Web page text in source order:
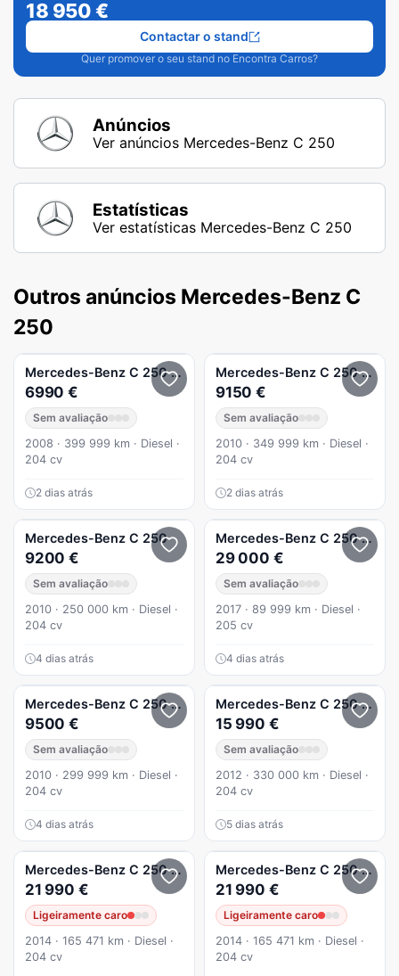
18 950€
Quer promover o seu stand no Encontra Carros?
Contactar o stand
Anúncios
Ver anúncios Mercedes-Benz C 250
Estatísticas
Ver estatísticas Mercedes-Benz C 250
Outros anúncios Mercedes-Benz C
250
Mercedes-Benz C 250 Avantgarde BlueEfficiency Prime
6990 €
Sem avaliação
2008 · 399 999 km · Diesel ·
204 cv
2 dias atrás
Mercedes-Benz C 250
9150 €
Sem avaliação
2010 · 349 999 km · Diesel ·
204 cv
2 dias atrás
Mercedes-Benz C 250
9200 €
Sem avaliação
2010 · 250 000 km · Diesel ·
204 cv
4 dias atrás
Mercedes-Benz C 250
29 000 €
Sem avaliação
2017 · 89 999 km · Diesel ·
205 cv
4 dias atrás
Mercedes-Benz C 250 Cdi
9500 €
Sem avaliação
2010 · 299 999 km · Diesel ·
204 cv
4 dias atrás
Mercedes-Benz C 250 C
15 990 €
Sem avaliação
2012 · 330 000 km · Diesel ·
204 cv
5 dias atrás
Mercedes-Benz C 250 (BlueTEC) d Station 7G-TRONIC AMG
21 990 €
Ligeiramente caro
2014 · 165 471 km · Diesel ·
204 cv
Mercedes-Benz C 250
21 990 €
Ligeiramente caro
2014 · 165 471 km · Diesel ·
204 cv